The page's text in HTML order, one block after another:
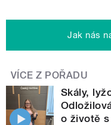
Jak nás
VÍCE Z POŘADU
Skály,
o životě